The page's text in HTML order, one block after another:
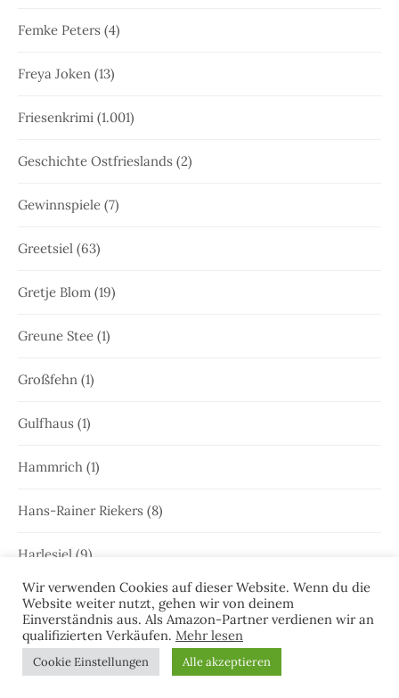
Femke Peters (4)
Freya Joken (13)
Friesenkrimi (1.001)
Geschichte Ostfrieslands (2)
Gewinnspiele (7)
Greetsiel (63)
Gretje Blom (19)
Greune Stee (1)
Großfehn (1)
Gulfhaus (1)
Hammrich (1)
Hans-Rainer Riekers (8)
Harlesiel (9)
Hauke Holjansen(5)
Hedda Böttcher(23)
Wir verwenden Cookies auf dieser Website. Wenn du die
Website weiter nutzt, gehen wir von deinem
Einverständnis aus. Als Amazon-Partner verdienen wir an
qualifizierten Verkäufen. Mehr lesen
Cookie Einstellungen Alle akzeptieren